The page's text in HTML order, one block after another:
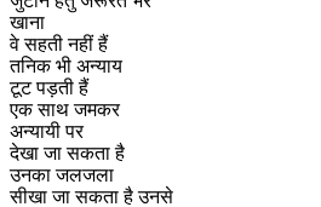
खाना
वे सहती नहीं हैं
तनिक भी अन्याय
टूट पड़ती हैं
एक साथ जमकर
अन्यायी पर
देखा जा सकता है
उनका जलजला
सीखा जा सकता है उनसे